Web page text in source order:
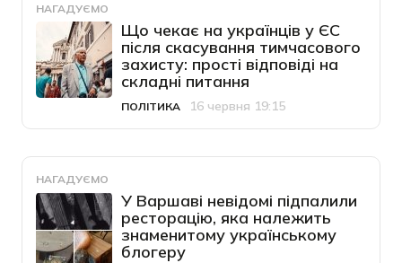
НАГАДУЄМО
Що чекає на українців у ЄС
після скасування тимчасового
захисту: прості відповіді на
складні питання
Категорія
ПОЛІТИКА
Дата публікації
16 червня 19:15
НАГАДУЄМО
У Варшаві невідомі підпалили
ресторацію, яка належить
знаменитому українському
блогеру